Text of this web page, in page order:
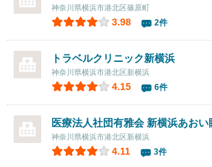
神奈川県横浜市港北区篠原町
3.98 2件
トラベルクリニック新横浜
神奈川県横浜市港北区新横浜
4.15 6件
医療法人社団有雅会 新横浜あおい
神奈川県横浜市港北区新横浜
4.11 3件